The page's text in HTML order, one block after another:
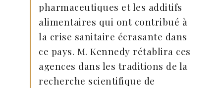
pharmaceutiques et les additifs
alimentaires qui ont contribué à
la crise sanitaire écrasante dans
ce pays. M. Kennedy rétablira ces
agences dans les traditions de la
recherche scientifique de